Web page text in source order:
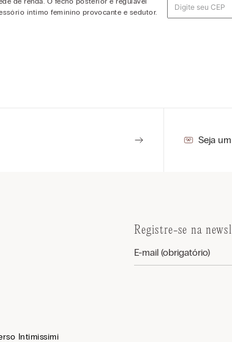
íntimo feminino provocante e sedutor.
Seja
Intimissimi
Registre-se na